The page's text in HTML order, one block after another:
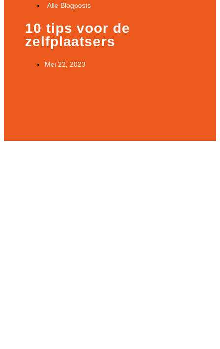
Alle Blogposts
10 tips voor de
zelfplaatsers
Mei 22, 2023